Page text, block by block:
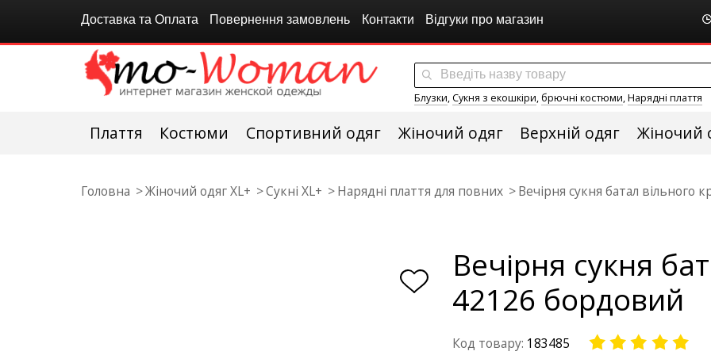
Доставка та Оплата Повернення замовлень Контакти Відгуки про магазин
Блузки, Сукня з екошкіри, брючні костюми,Нарядні плаття
Плаття Костюми Спортивний одяг Жіночий одяг Верхній одяг Жіночий
Головна Жіночий одяг XL+ Сукні XL+ Нарядні плаття для повних Вечірня сукня батал вільного
Вечірня сукня
42126 бордовий
Код товару: 183485